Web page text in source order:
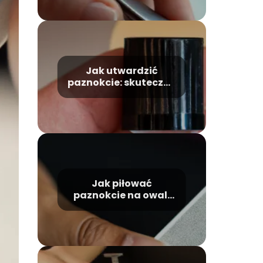
Jak utwardzić
paznokcie: skuteczne
Jak piłować
paznokcie na owal:
prosty poradnik krok
po kroku